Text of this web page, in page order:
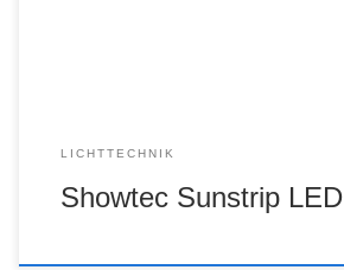
LICHTTECHNIK
Showtec Sunstrip LED